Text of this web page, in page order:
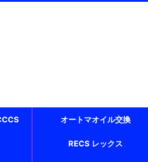
オートマオイル交換
RECS レックス